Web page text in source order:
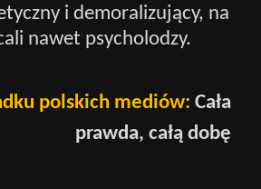
i demoralizujący, na
nawet psycholodzy.
polskich mediów: Cała
prawda, całą dobę